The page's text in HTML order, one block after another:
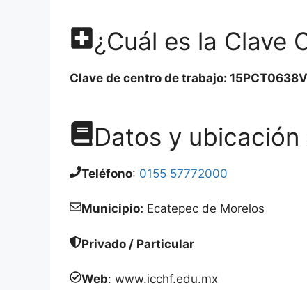
¿Cuál es la Clave
Clave de centro de trabajo: 15PCT0638V
Datos y
Teléfono: 0155 57772000
Municipio: Ecatepec de Morelos
Privado / Particular
Web: www.icchf.edu.mx